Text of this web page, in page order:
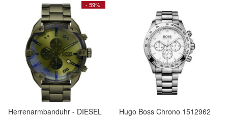
- 59%
Herrenarmbanduhr - DIESEL
Hugo Boss Chrono 1512962